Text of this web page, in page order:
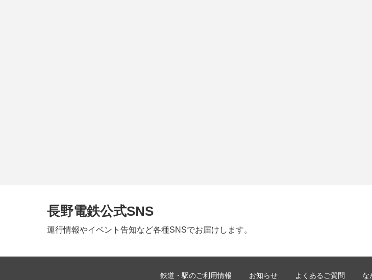
長野電鉄公式SNS
運行情報やイベント告知など各種SNSでお届けします。
鉄道・駅のご利用情報 お知らせ よくあるご質問 な